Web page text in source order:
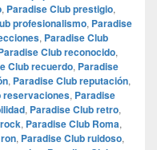
, Paradise Club prestigio,
profesionalismo, Paradise
, Paradise Club
Club reconocido,
Club recuerdo, Paradise
, Paradise Club reputación,
reservaciones, Paradise
, Paradise Club retro,
, Paradise Club Roma,
, Paradise Club ruidoso,